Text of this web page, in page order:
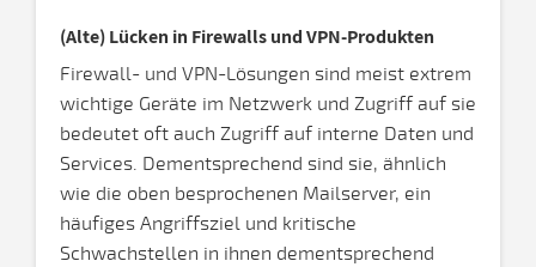
(Alte) Lücken in Firewalls und VPN-Produkten
Firewall- und VPN-Lösungen sind meist extrem
wichtige Geräte im Netzwerk und Zugriff auf sie
bedeutet oft auch Zugriff auf interne Daten und
Services. Dementsprechend sind sie, ähnlich
wie die oben besprochenen Mailserver, ein
häufiges Angriffsziel und kritische
Schwachstellen in ihnen dementsprechend